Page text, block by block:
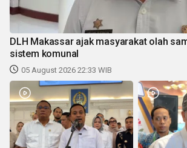
DLH Makassar ajak masyarakat olah
sistem komunal
05 August 2026 22:33 WIB